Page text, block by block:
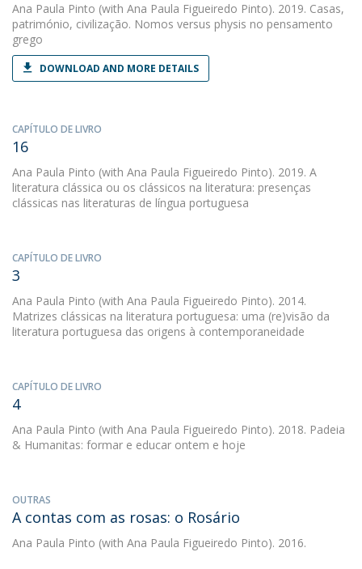
Ana Paula Pinto (with Ana Paula Figueiredo Pinto). 2019. Casas,
património, civilização. Nomos versus physis no pensamento
grego
DOWNLOAD AND MORE DETAILS
CAPÍTULO DE LIVRO
16
Ana Paula Pinto (with Ana Paula Figueiredo Pinto). 2019. A
literatura clássica ou os clássicos na literatura: presenças
clássicas nas literaturas de língua portuguesa
CAPÍTULO DE LIVRO
3
Ana Paula Pinto (with Ana Paula Figueiredo Pinto). 2014.
Matrizes clássicas na literatura portuguesa: uma (re)visão da
literatura portuguesa das origens à contemporaneidade
CAPÍTULO DE LIVRO
4
Ana Paula Pinto (with Ana Paula Figueiredo Pinto). 2018. Padeia
& Humanitas: formar e educar ontem e hoje
OUTRAS
A contas com as rosas: o Rosário
Ana Paula Pinto (with Ana Paula Figueiredo Pinto). 2016.